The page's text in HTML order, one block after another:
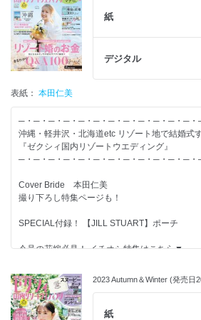
【別冊付録】-------------------------
◆リゾート婚のお金まるわかりBOOK
◆リゾート婚の常識＆マナーBook
◆教会＆式場100Book
【特集】-------------------------
◆空港から式後までまるっと！ 沖縄婚 密着
◆ゲスト費用負担“超細か明細”全部見せ
◆地元婚・海外婚・リゾート婚の違いって?
◆きらめく軽井沢婚の魅力
結婚するふたりが、すてきな結婚式を実現し、
その後の人生がずっと幸せになることを応援し
紙
デジタル
表紙： 本田仁美
─・─・─・─・─・─・─・─・─・─・─・─・
沖縄・軽井沢・北海道etc リゾート地で結婚式
『ゼクシィ国内リゾートウエディング』
─・─・─・─・─・─・─・─・─・─・─・─・
Cover Bride 本田仁美
撮り下ろし特集ページも！
SPECIAL付録！ 【JILL STUART】ポーチ
今号の花嫁必見！ イチオシ特集はこちら▼
リゾート婚のお金まるわかりQ＆A100 Special
【別冊付録】-------------------------
2023 Autumn＆Winter (発売日
紙